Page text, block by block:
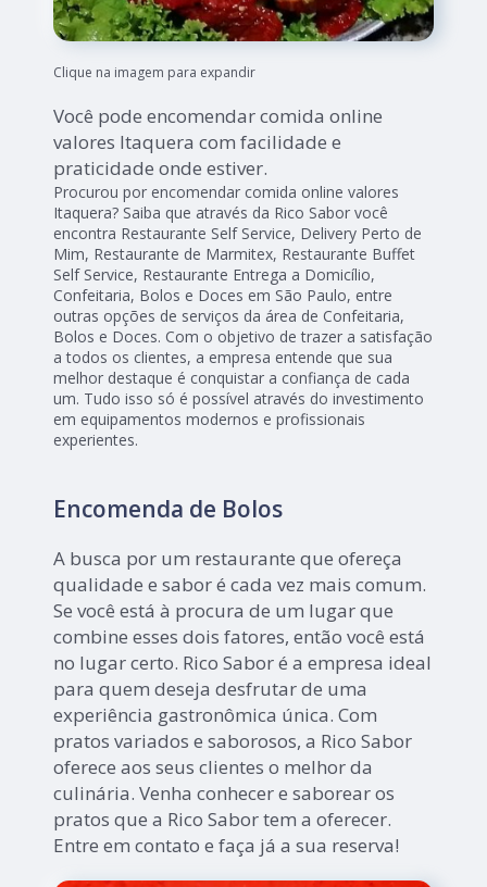
Clique na imagem para expandir
Você pode encomendar comida online
valores Itaquera com facilidade e
praticidade onde estiver.
Procurou por encomendar comida online valores
Itaquera? Saiba que através da Rico Sabor você
encontra Restaurante Self Service, Delivery Perto de
Mim, Restaurante de Marmitex, Restaurante Buffet
Self Service, Restaurante Entrega a Domicílio,
Confeitaria, Bolos e Doces em São Paulo, entre
outras opções de serviços da área de Confeitaria,
Bolos e Doces. Com o objetivo de trazer a satisfação
a todos os clientes, a empresa entende que sua
melhor destaque é conquistar a confiança de cada
um. Tudo isso só é possível através do investimento
em equipamentos modernos e profissionais
experientes.
Encomenda de Bolos
A busca por um restaurante que ofereça
qualidade e sabor é cada vez mais comum.
Se você está à procura de um lugar que
combine esses dois fatores, então você está
no lugar certo. Rico Sabor é a empresa ideal
para quem deseja desfrutar de uma
experiência gastronômica única. Com
pratos variados e saborosos, a Rico Sabor
oferece aos seus clientes o melhor da
culinária. Venha conhecer e saborear os
pratos que a Rico Sabor tem a oferecer.
Entre em contato e faça já a sua reserva!